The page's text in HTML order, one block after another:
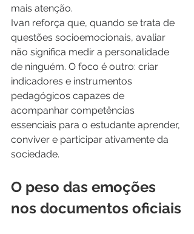
mais atenção.
Ivan reforça que, quando se trata de
questões socioemocionais, avaliar
não significa medir a personalidade
de ninguém. O foco é outro: criar
indicadores e instrumentos
pedagógicos capazes de
acompanhar competências
essenciais para o estudante aprender,
conviver e participar ativamente da
sociedade.
O peso das emoções
nos documentos oficiais